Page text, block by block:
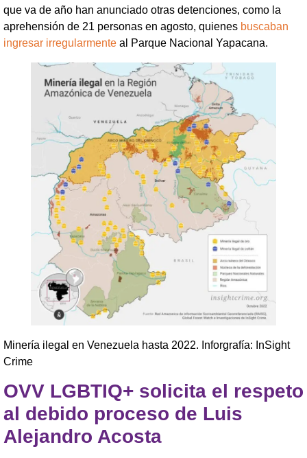
que va de año han anunciado otras detenciones, como la
aprehensión de 21 personas en agosto, quienes buscaban
ingresar irregularmente al Parque Nacional Yapacana.
Minería ilegal en Venezuela hasta 2022. Inforgrafía: InSight
Crime
OVV LGBTIQ+ solicita el respeto
al debido proceso de Luis
Alejandro Acosta